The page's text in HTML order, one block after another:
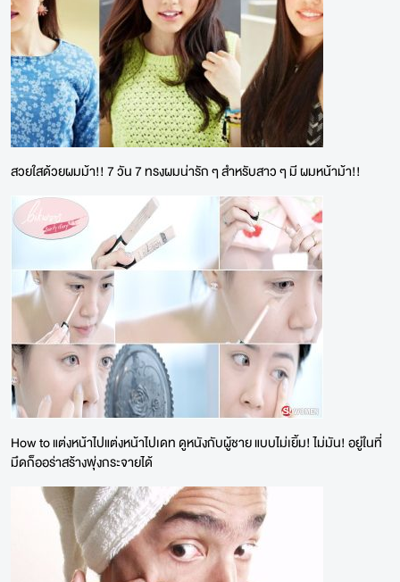
สวยใสด้วยผมม้า!! 7 วัน 7 ทรงผมน่ารัก ๆ สำหรับสาว ๆ มี ผมหน้าม้า!!
How to แต่งหน้าไปแต่งหน้าไปเดท ดูหนังกับผู้ชาย แบบไม่เยิ้ม! ไม่มัน! อยู่ในที่
มึดก็ออร่าสร้างพุ่งกระจายได้